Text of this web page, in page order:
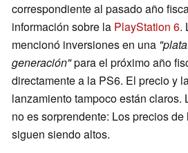
correspondiente al pasado año
información sobre la PlayStation 6.
mencionó inversiones en una
generación"para el próximo año
directamente a la PS6. El precio y
lanzamiento tampoco están claros.
no es sorprendente: Los precios
siguen siendo altos.